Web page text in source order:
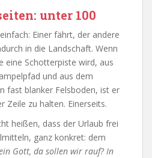
unter 100
Einer fährt, der andere
in die Landschaft. Wenn
eine Schotterpiste wird, aus
und aus dem
fast blanker Felsboden, ist er
Zeile zu halten. Einerseits.
heißen, dass der Urlaub frei
ganz konkret: dem
Gott, da sollen wir rauf? In